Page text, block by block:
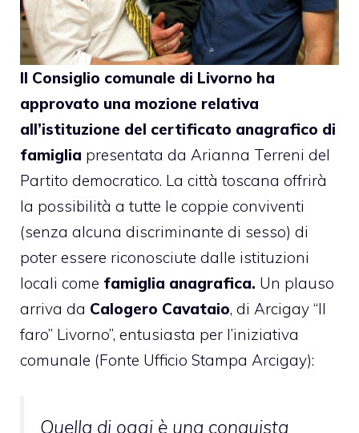
Il Consiglio comunale di Livorno ha
approvato una mozione relativa
all’istituzione del certificato anagrafico di
famiglia presentata da Arianna Terreni del
Partito democratico. La città toscana offrirà
la possibilità a tutte le coppie conviventi
(senza alcuna discriminante di sesso) di
poter essere riconosciute dalle istituzioni
locali come famiglia anagrafica. Un plauso
arriva da Calogero Cavataio, di Arcigay “Il
faro” Livorno”, entusiasta per l’iniziativa
comunale (Fonte Ufficio Stampa Arcigay):
Quella di oggi è una conquista